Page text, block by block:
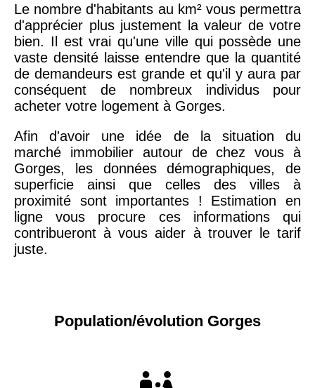
Le nombre d'habitants au km² vous permettra
d'apprécier plus justement la valeur de votre
bien. Il est vrai qu'une ville qui possède une
vaste densité laisse entendre que la quantité
de demandeurs est grande et qu'il y aura par
conséquent de nombreux individus pour
acheter votre logement à Gorges.
Afin d'avoir une idée de la situation du
marché immobilier autour de chez vous à
Gorges, les données démographiques, de
superficie ainsi que celles des villes à
proximité sont importantes ! Estimation en
ligne vous procure ces informations qui
contribueront à vous aider à trouver le tarif
juste.
Population/évolution Gorges